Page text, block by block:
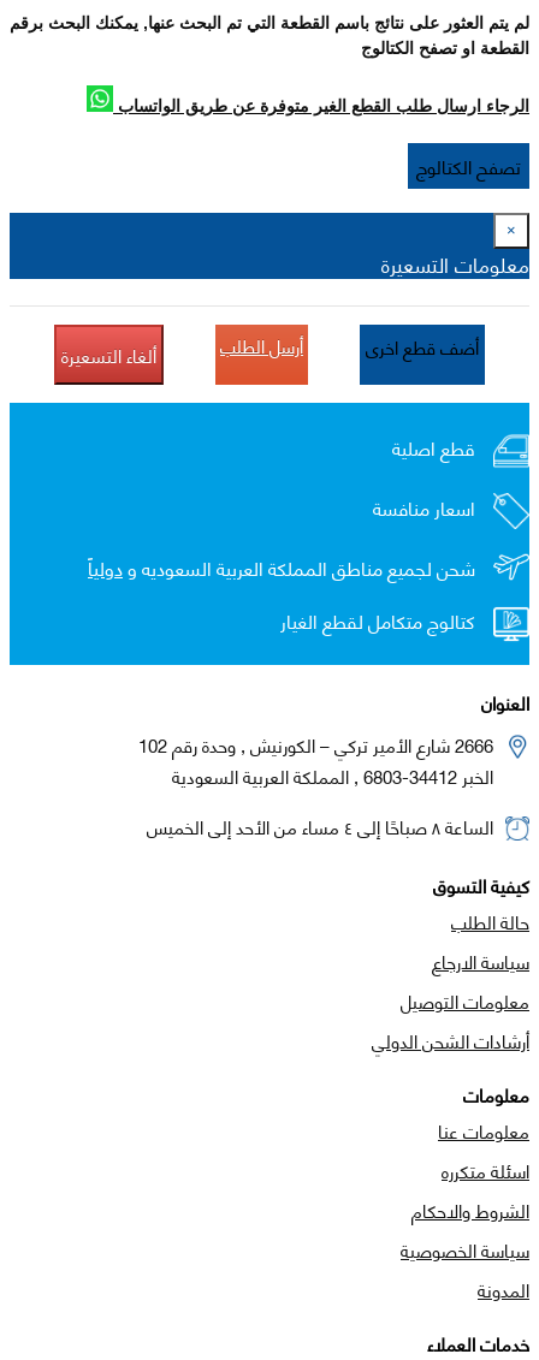
لم يتم العثور على نتائج باسم القطعة التي تم البحث عنها, يمكنك البحث برقم
القطعة او تصفح الكتالوج
الرجاء ارسال طلب القطع الغير متوفرة عن طريق الواتساب
تصفح الكتالوج
×
معلومات التسعيرة
أضف قطع اخرى أرسل الطلب ألغاء التسعيرة
قطع اصلية
اسعار منافسة
شحن لجميع مناطق المملكة العربية السعوديه ودولياً
كتالوج متكامل لقطع الغيار
العنوان
2666 شارع الأمير تركي – الكورنيش , وحدة رقم 102
الخبر 34412-6803 , المملكة العربية السعودية
الساعة ٨ صباحًا إلى ٤ مساء من الأحد إلى الخميس
كيفية التسوق
حالة الطلب
سياسة الارجاع
معلومات التوصيل
أرشادات الشحن الدولي
معلومات
معلومات عنا
اسئلة متكرره
الشروط والاحكام
سياسة الخصوصية
المدونة
خدمات العملاء